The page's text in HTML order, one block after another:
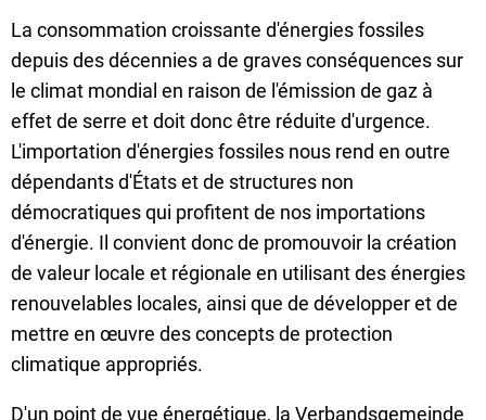
protection
du
climat
La consommation croissante d'énergies fossiles
depuis des décennies a de graves conséquences sur
le climat mondial en raison de l'émission de gaz à
effet de serre et doit donc être réduite d'urgence.
L'importation d'énergies fossiles nous rend en outre
dépendants d'États et de structures non
démocratiques qui profitent de nos importations
d'énergie. Il convient donc de promouvoir la création
de valeur locale et régionale en utilisant des énergies
renouvelables locales, ainsi que de développer et de
mettre en œuvre des concepts de protection
climatique appropriés.
D'un point de vue énergétique, la Verbandsgemeinde